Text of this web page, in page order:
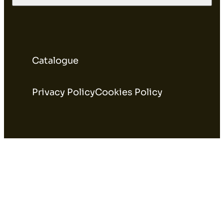
Catalogue
Privacy PolicyCookies Policy